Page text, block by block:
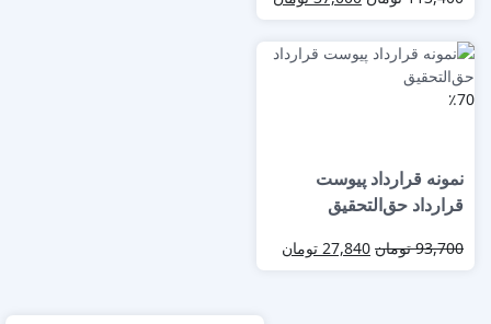
٪70
نمونه قرارداد پیوست
قرارداد حق‌التحقیق
93,700 تومان 27,840 تومان